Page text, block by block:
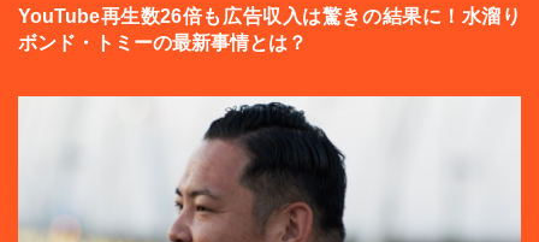
YouTube再生数26倍も広告収入は驚きの結果に！水溜り
ボンド・トミーの最新事情とは？